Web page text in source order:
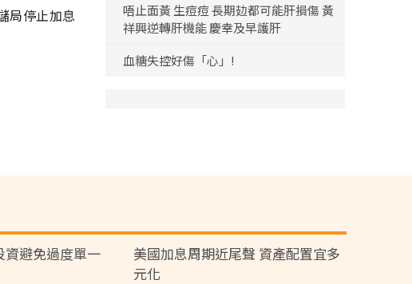
局停止加息
唔止面黃 生痘痘 長期攰都可能肝損傷 黃
祥興逆轉肝機能 慶幸及早護肝
血糖失控好傷「心」!
資避免過度單一
美國加息周期近尾聲 資產配置宜多
元化